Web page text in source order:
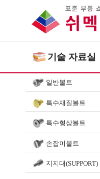
기술 자료실
일반볼트
특수재질볼트
특수형상볼트
손잡이볼트
지지대(SUPPORT)